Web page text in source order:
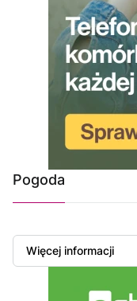
Pogoda
Więcej informacji